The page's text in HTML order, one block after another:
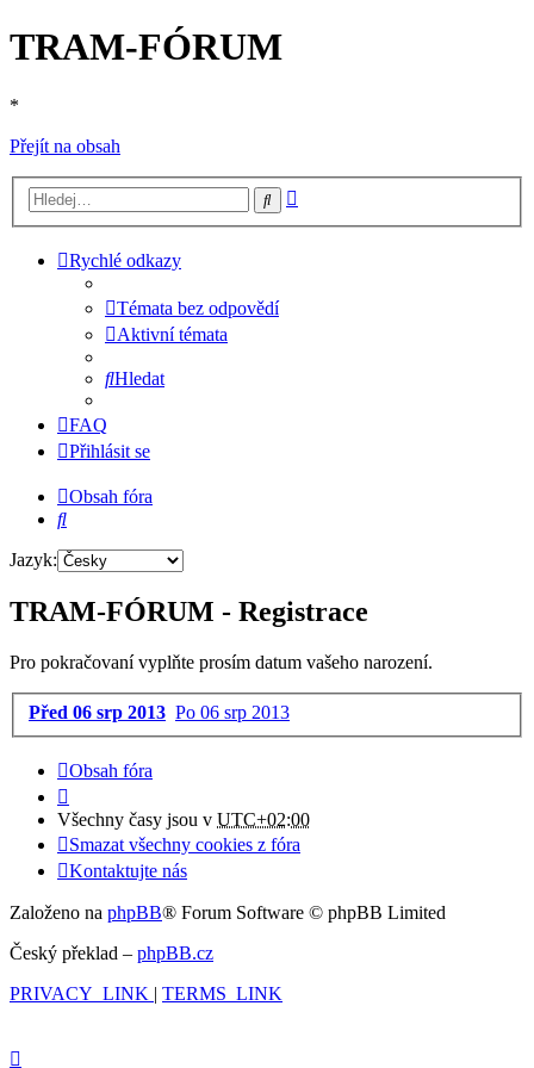
TRAM-FÓRUM
*
Přejít na obsah
Hledat
Rychlé odkazy
Témata bez odpovědí
Aktivní témata
Hledat
FAQ
Přihlásit se
Obsah fóra
Hledat
Jazyk:
TRAM-FÓRUM - Registrace
Pro pokračovaní vyplňte prosím datum vašeho narození.
Před 06 srp 2013 Po 06 srp 2013
Obsah fóra
Všechny časy jsou v UTC+02:00
Smazat všechny cookies z fóra
Kontaktujte nás
Založeno na phpBB® Forum Software © phpBB Limited
Český překlad – phpBB.cz
PRIVACY_LINK | TERMS_LINK